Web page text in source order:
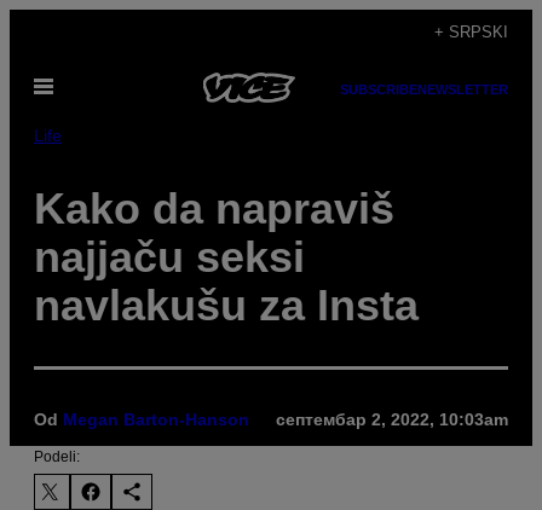
садржај
+ SRPSKI
Otvori
SUBSCRIBENEWSLETTER
Life
Kako da napraviš
najjaču seksi
navlakušu za Insta
Od Megan Barton-Hanson септембар 2, 2022, 10:03am
Podeli: